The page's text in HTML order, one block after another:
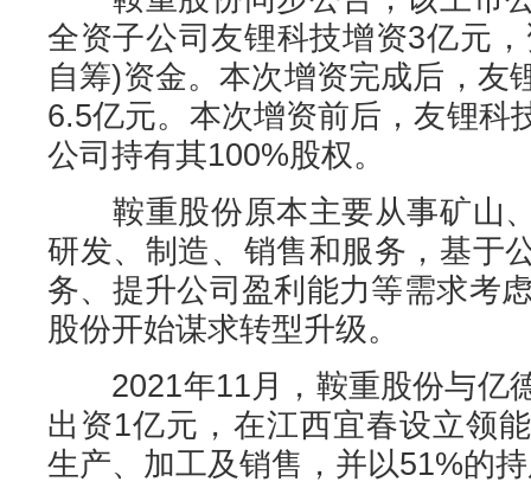
全资子公司友锂科技增资3亿元
自筹)资金。本次增资完成后，友
6.5亿元。本次增资前后，友锂科
公司持有其100%股权。
鞍重股份原本主要从事矿山
研发、制造、销售和服务，基于
务、提升公司盈利能力等需求考
股份开始谋求转型升级。
2021年11月，鞍重股份与亿
出资1亿元，在江西宜春设立领
生产、加工及销售，并以51%的